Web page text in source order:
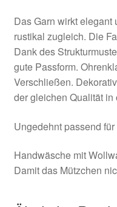
Das Garn wirkt elegant
rustikal zugleich. Die
Dank des
gute Passform.
Verschließen.
der gleichen Qualität
Ungedehnt passend
Handwäsche mit
Damit das Mützchen